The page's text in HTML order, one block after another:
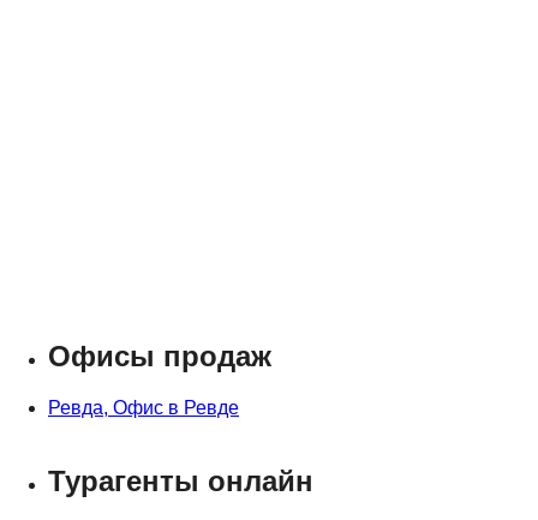
Офисы продаж
Ревда, Офис в Ревде
Турагенты онлайн